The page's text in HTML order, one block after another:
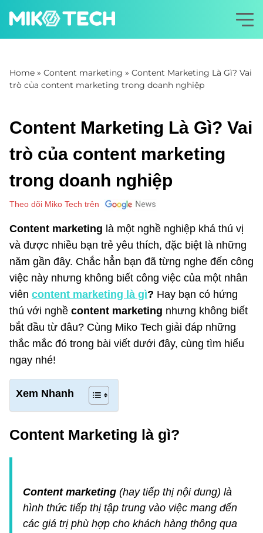
Home » Content marketing » Content Marketing Là Gì? Vai
trò của content marketing trong doanh nghiệp
Content Marketing Là Gì? Vai
trò của content marketing
trong doanh nghiệp
Theo dõi Miko Tech trên
Content marketing là một nghề nghiệp khá thú vị
và được nhiều bạn trẻ yêu thích, đặc biệt là những
năm gần đây. Chắc hẳn bạn đã từng nghe đến công
việc này nhưng không biết công việc của một nhân
viên content marketing là gì? Hay bạn có hứng
thú với nghề content marketing nhưng không biết
bắt đầu từ đâu? Cùng Miko Tech giải đáp những
thắc mắc đó trong bài viết dưới đây, cùng tìm hiểu
ngay nhé!
Xem Nhanh
Content Marketing là gì?
Content marketing(hay tiếp thị nội dung) là
hình thức tiếp thị tập trung vào việc mang đến
các giá trị phù hợp cho khách hàng thông qua